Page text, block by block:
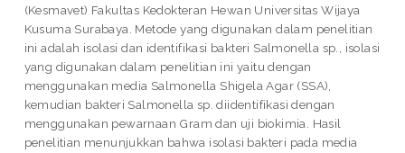
(Kesmavet) Fakultas Kedokteran Hewan Universitas Wijaya
Kusuma Surabaya. Metode yang digunakan dalam penelitian
ini adalah isolasi dan identifikasi bakteri Salmonella sp., isolasi
yang digunakan dalam penelitian ini yaitu dengan
menggunakan media Salmonella Shigela Agar (SSA),
kemudian bakteri Salmonella sp. diidentifikasi dengan
menggunakan pewarnaan Gram dan uji biokimia. Hasil
penelitian menunjukkan bahwa isolasi bakteri pada media